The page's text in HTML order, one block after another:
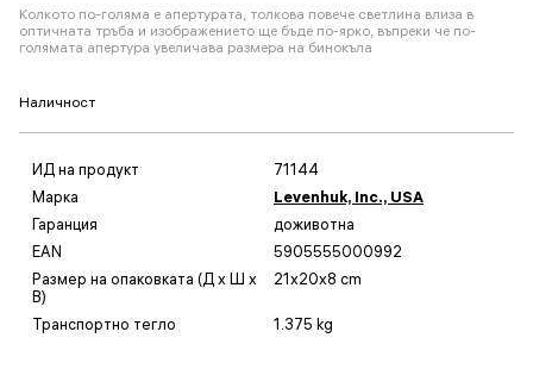
Колкото по-голяма е апертурата, толкова повече светлина влиза в
оптичната тръба и изображението ще бъде по-ярко, въпреки че по-
голямата апертура увеличава размера на бинокъла
Наличност
ИД на продукт
71144
Марка
Levenhuk, Inc., USA
Гаранция
доживотна
EAN
5905555000992
Размер на опаковката (Д x Ш x
В)
21x20x8 cm
Транспортно тегло 1.375 kg